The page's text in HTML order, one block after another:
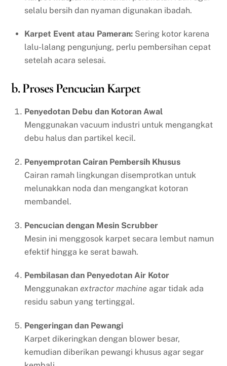
selalu bersih dan nyaman digunakan ibadah.
Karpet Event atau Pameran: Sering kotor karena
lalu-lalang pengunjung, perlu pembersihan cepat
setelah acara selesai.
b. Proses Pencucian Karpet
Penyedotan Debu dan Kotoran Awal
Menggunakan vacuum industri untuk mengangkat
debu halus dan partikel kecil.
Penyemprotan Cairan Pembersih Khusus
Cairan ramah lingkungan disemprotkan untuk
melunakkan noda dan mengangkat kotoran
membandel.
Pencucian dengan Mesin Scrubber
Mesin ini menggosok karpet secara lembut namun
efektif hingga ke serat bawah.
Pembilasan dan Penyedotan Air Kotor
Menggunakan extractor machine agar tidak ada
residu sabun yang tertinggal.
Pengeringan dan Pewangi
Karpet dikeringkan dengan blower besar,
kemudian diberikan pewangi khusus agar segar